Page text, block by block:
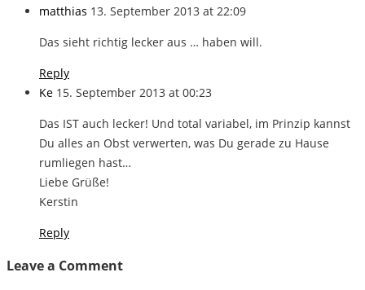
matthias 13. September 2013 at 22:09
Das sieht richtig lecker aus … haben will.
Reply
Ke 15. September 2013 at 00:23
Das IST auch lecker! Und total variabel, im Prinzip kannst
Du alles an Obst verwerten, was Du gerade zu Hause
rumliegen hast…
Liebe Grüße!
Kerstin
Reply
Leave a Comment